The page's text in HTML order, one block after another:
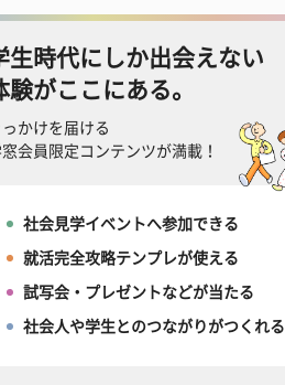
生時代にしか出会えない
験がここにある。
っかけを届ける
窓会員限定コンテンツが満載！
社会見学イベントへ参加できる
就活完全攻略テンプレが使える
試写会・プレゼントなどが当たる
社会人や学生とのつながりがつくれる